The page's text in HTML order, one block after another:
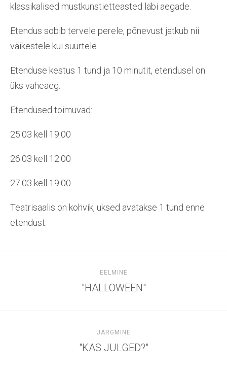
klassikalised mustkunstietteasted läbi aegade.
Etendus sobib tervele perele, põnevust jätkub nii
väikestele kui suurtele.
Etenduse kestus 1 tund ja 10 minutit, etendusel on
üks vaheaeg.
Etendused toimuvad:
25.03 kell 19.00
26.03 kell 12.00
27.03 kell 19.00
Teatrisaalis on kohvik, uksed avatakse 1 tund enne
etendust.
EELMINE
"HALLOWEEN"
JÄRGMINE
"KAS JULGED?"